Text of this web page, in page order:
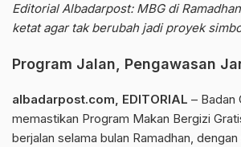
Editorial Albadarpost: MBG di
ketat agar tak berubah jadi proyek
Program Jalan, Pengawasan
albadarpost.com, EDITORIAL – Badan
memastikan Program Makan Bergizi
berjalan selama bulan Ramadhan,